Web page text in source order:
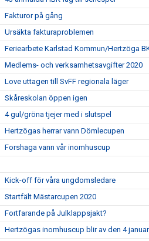
Fakturor på gång
Ursäkta fakturaproblemen
Feriearbete Karlstad Kommun/Hertzöga
Medlems- och verksamhetsavgifter 2020
Love uttagen till SvFF regionala läger
Skåreskolan öppen igen
4 gul/gröna tjejer med i slutspel
Hertzögas herrar vann Dömlecupen
Forshaga vann vår inomhuscup
Kick-off för våra ungdomsledare
Startfält Mästarcupen 2020
Fortfarande på Julklappsjakt?
Hertzögas inomhuscup blir av den 4